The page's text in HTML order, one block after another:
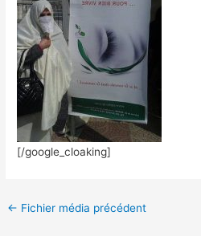
[/google_cloaking]
← Fichier média précédent